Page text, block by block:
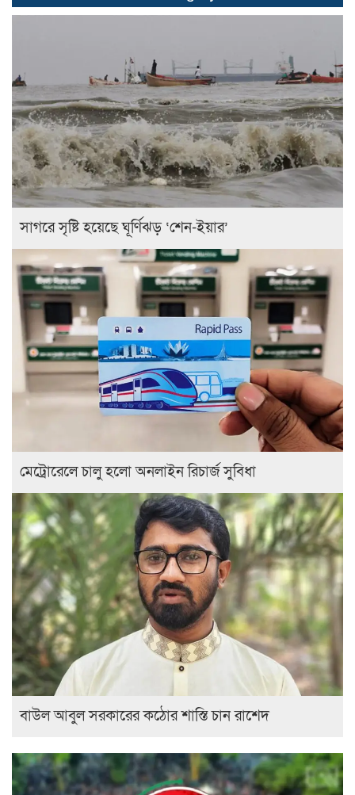
সাগরে সৃষ্টি হয়েছে ঘূর্ণিঝড় ‘শেন-ইয়ার’
মেট্রোরেলে চালু হলো অনলাইন রিচার্জ সুবিধা
বাউল আবুল সরকারের কঠোর শাস্তি চান রাশেদ